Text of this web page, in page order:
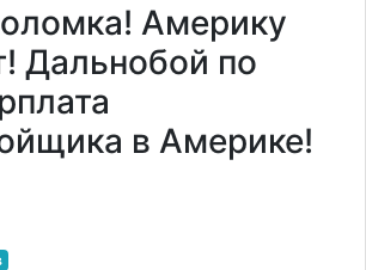
Америку
Дальнобой по
в Америке!